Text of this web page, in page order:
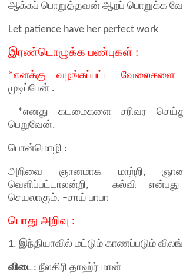
ஆக்கப் பொறுத்தவன் ஆறப் பொறுக்க
Let patience have her perfect work
இரண்டொழுக்க பண்புகள் :
*எனக்கு வழங்கப்பட்ட வேலைகளை
முடிப்பேன் .
*எனது கடமைகளை சரிவர
பெறுவேன்.
பொன்மொழி :
அறிவை ஞானமாக மாற்றி,
வெளிப்பட்டாலன்றி, கல்வி
செயலாகும். –சாய் பாபா
பொது அறிவு :
1. இந்தியாவில் மட்டும் காணப்படும்
விடை: நீலகிரி தாஹ்ர் மான்